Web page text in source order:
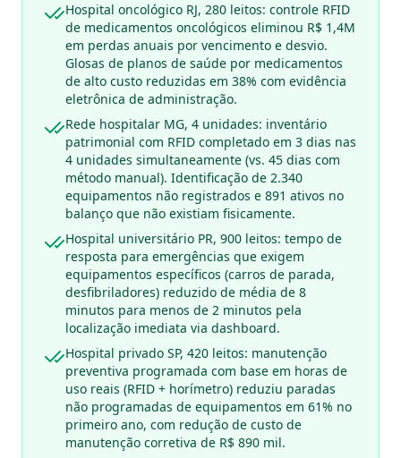
Hospital oncológico RJ, 280 leitos: controle RFID
de medicamentos oncológicos eliminou R$ 1,4M
em perdas anuais por vencimento e desvio.
Glosas de planos de saúde por medicamentos
de alto custo reduzidas em 38% com evidência
eletrônica de administração.
Rede hospitalar MG, 4 unidades: inventário
patrimonial com RFID completado em 3 dias nas
4 unidades simultaneamente (vs. 45 dias com
método manual). Identificação de 2.340
equipamentos não registrados e 891 ativos no
balanço que não existiam fisicamente.
Hospital universitário PR, 900 leitos: tempo de
resposta para emergências que exigem
equipamentos específicos (carros de parada,
desfibriladores) reduzido de média de 8
minutos para menos de 2 minutos pela
localização imediata via dashboard.
Hospital privado SP, 420 leitos: manutenção
preventiva programada com base em horas de
uso reais (RFID + horímetro) reduziu paradas
não programadas de equipamentos em 61% no
primeiro ano, com redução de custo de
manutenção corretiva de R$ 890 mil.